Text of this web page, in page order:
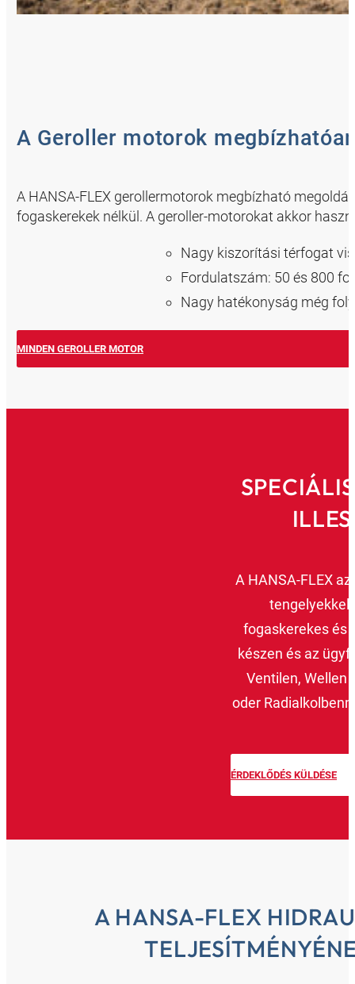
A Geroller motorok
A HANSA-FLEX gerollermotorok megbízható
fogaskerekek nélkül. A geroller-motorokat akkor
Nagy kiszorítási térfogat
Fordulatszám: 50 és 800
Nagy hatékonyság még
MINDEN GEROLLER MOTOR
A HANSA-FLEX
fogaskerekes és
készen és az
Ventilen, Wellen
oder
ÉRDEKLŐDÉS KÜLDÉSE
A HANSA-FLEX